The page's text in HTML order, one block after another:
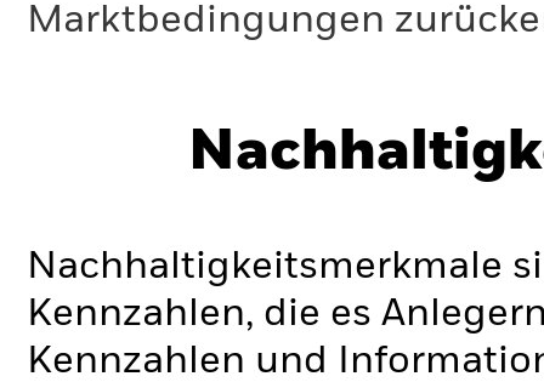
Marktbedingungen
Nachhaltigkeitsmerkmale
Kennzahlen, die es
Kennzahlen und